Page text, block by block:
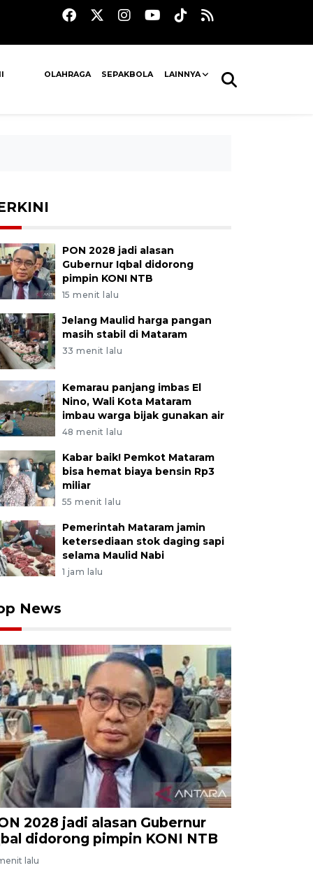
OLAHRAGA SEPAKBOLA LAINNYA
PON 2028 jadi alasan
Gubernur Iqbal didorong
pimpin KONI NTB
15 menit lalu
Jelang Maulid harga pangan
masih stabil di Mataram
33 menit lalu
Kemarau panjang imbas El
Nino, Wali Kota Mataram
imbau warga bijak gunakan air
48 menit lalu
Kabar baik! Pemkot Mataram
bisa hemat biaya bensin Rp3
miliar
55 menit lalu
Pemerintah Mataram jamin
ketersediaan stok daging sapi
selama Maulid Nabi
1 jam lalu
News
2028 jadi alasan Gubernur
didorong pimpin KONI NTB
lalu